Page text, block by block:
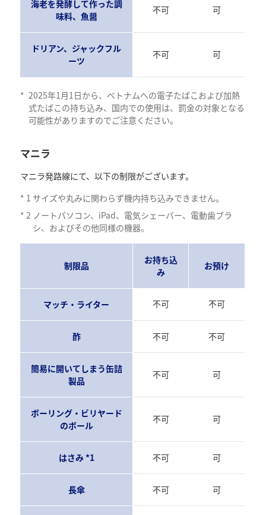
海老を発酵して作った調
味料、魚醤
不可 可
ドリアン、ジャックフル
ーツ
不可 可
* 2025年1月1日から、ベトナムへの電子たばこおよび加熱
式たばこの持ち込み、国内での使用は、罰金の対象となる
可能性がありますのでご注意ください。
マニラ
マニラ発路線にて、以下の制限がございます。
* 1 サイズや丸みに関わらず機内持ち込みできません。
* 2 ノートパソコン、iPad、電気シェーバー、電動歯ブラ
シ、およびその他同様の機器。
制限品
お持ち込
み
お預け
マッチ・ライター 不可 不可
酢 不可 不可
簡易に開いてしまう缶詰
製品
不可 可
ボーリング・ビリヤード
のボール
不可 可
はさみ *1 不可 可
長傘 不可 可